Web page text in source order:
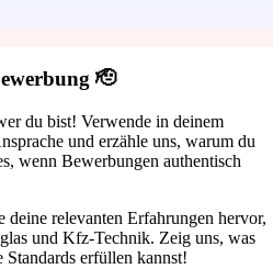
🫡
du bist! Verwende in deinem
und erzähle uns, warum du
wenn Bewerbungen authentisch
deine relevanten Erfahrungen hervor,
und Kfz-Technik. Zeig uns, was
erfüllen kannst!